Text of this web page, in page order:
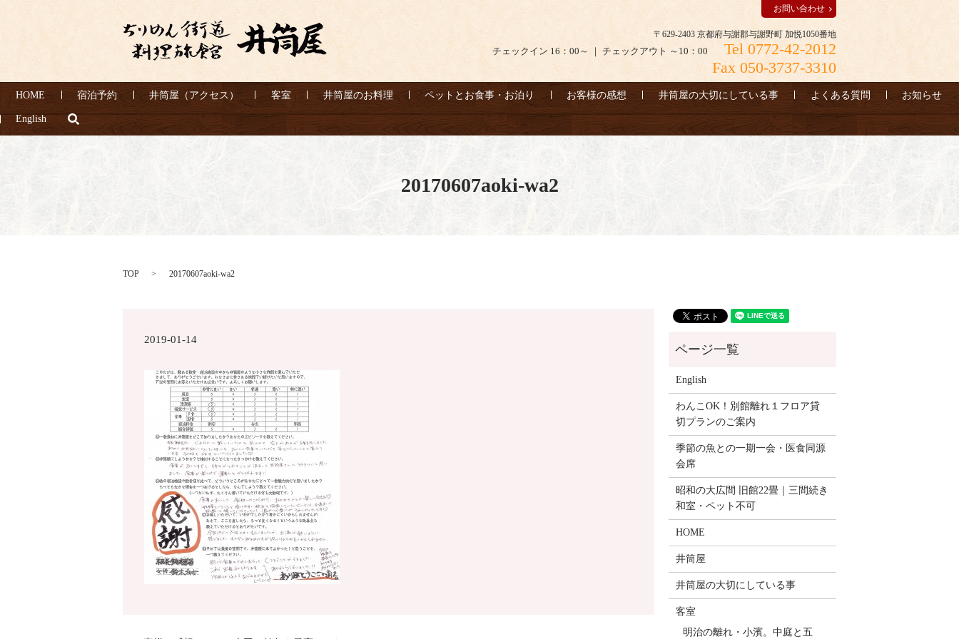
〒629-2403 京都府与謝郡与謝野町 加悦1050番地
チェックイン 16：00～ ｜ チェックアウト ～10：00
Tel 0772-42-2012
Fax 050-3737-3310
お問い合わせ
HOME 宿泊予約 井筒屋（アクセス） 客室 井筒屋のお料理 ペットとお食事・お泊り お客様の感想 井筒屋の大切にしている事 よくある質問 お知らせ
English
20170607aoki-wa2
TOP 20170607aoki-wa2
2019-01-14
English
わんこOK！別館離れ１フロア貸
切プランのご案内
季節の魚との一期一会・医食同源
会席
昭和の大広間 旧館22畳｜三間続き
和室・ペット不可
HOME
井筒屋
井筒屋の大切にしている事
客室
明治の離れ・小濱。中庭と五